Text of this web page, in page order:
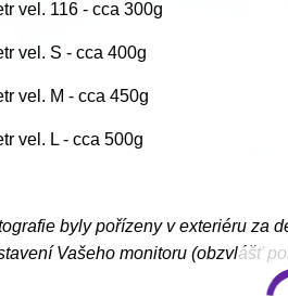
vel. 116 - cca 300g
vel. S - cca 400g
vel. M - cca 450g
vel. L - cca 500g
byly pořízeny v exteriéru za
Vašeho monitoru (obzvlášť